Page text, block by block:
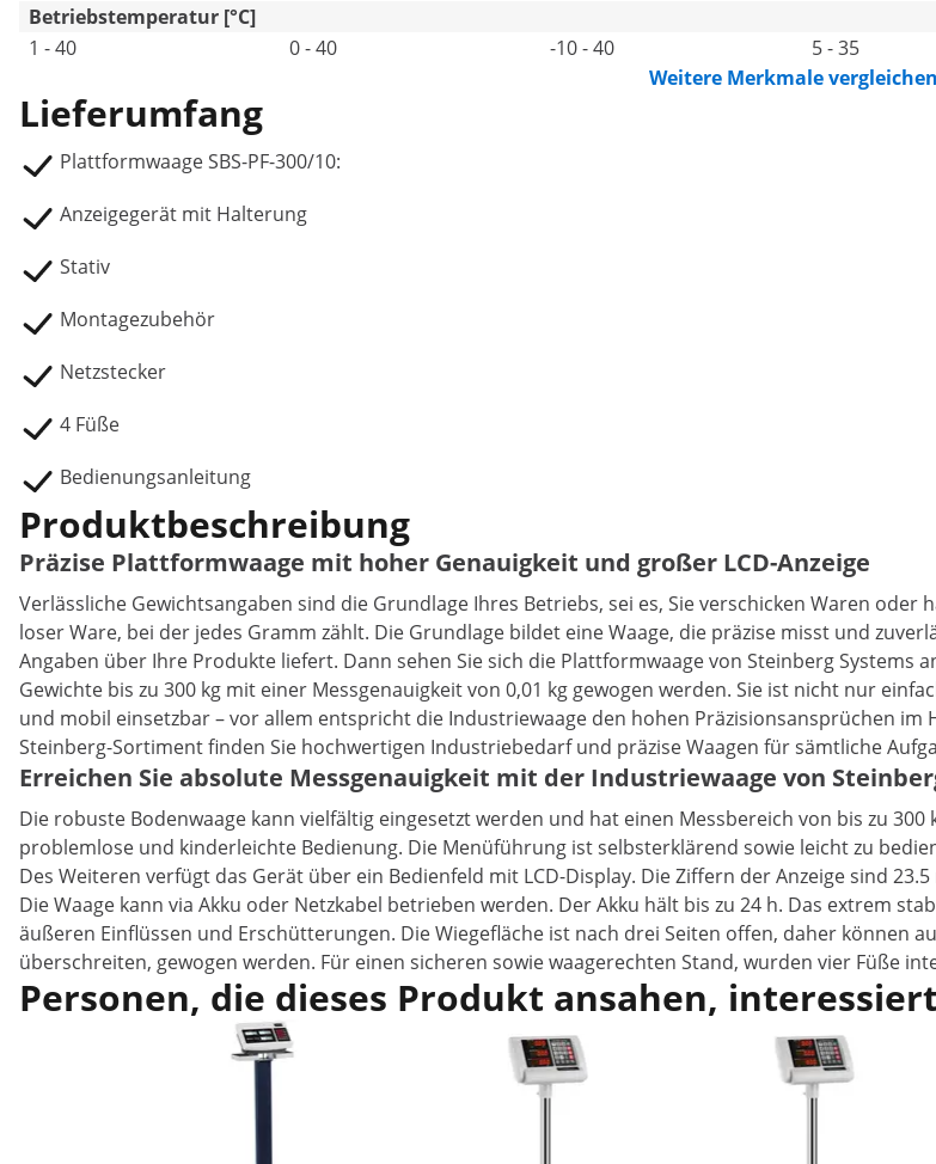
Betriebstemperatur [°C]
1 - 40
0 - 40 -10 - 40 5 - 35
Weitere Merkmale vergleichen
Lieferumfang
Plattformwaage SBS-PF-300/10:
Anzeigegerät mit Halterung
Stativ
Montagezubehör
Netzstecker
4 Füße
Bedienungsanleitung
Produktbeschreibung
Präzise Plattformwaage mit hoher Genauigkeit und großer LCD-Anzeige
Verlässliche Gewichtsangaben sind die Grundlage Ihres Betriebs, sei es, Sie verschicken Waren oder
loser Ware, bei der jedes Gramm zählt. Die Grundlage bildet eine Waage, die präzise misst und
Angaben über Ihre Produkte liefert. Dann sehen Sie sich die Plattformwaage von Steinberg Systems
Gewichte bis zu 300 kg mit einer Messgenauigkeit von 0,01 kg gewogen werden. Sie ist nicht nur
und mobil einsetzbar – vor allem entspricht die Industriewaage den hohen Präzisionsansprüchen im
Steinberg-Sortiment finden Sie hochwertigen Industriebedarf und präzise Waagen für sämtliche
Erreichen Sie absolute Messgenauigkeit mit der Industriewaage von
Die robuste Bodenwaage kann vielfältig eingesetzt werden und hat einen Messbereich von bis zu
problemlose und kinderleichte Bedienung. Die Menüführung ist selbsterklärend sowie leicht zu
Des Weiteren verfügt das Gerät über ein Bedienfeld mit LCD-Display. Die Ziffern der Anzeige sind
Die Waage kann via Akku oder Netzkabel betrieben werden. Der Akku hält bis zu 24 h. Das extrem
äußeren Einflüssen und Erschütterungen. Die Wiegefläche ist nach drei Seiten offen, daher können
überschreiten, gewogen werden. Für einen sicheren sowie waagerechten Stand, wurden vier Füße
Personen, die dieses Produkt ansahen,